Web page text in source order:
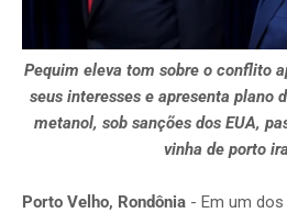
Pequim eleva tom sobre o conflito
seus interesses e apresenta plano
metanol, sob sanções dos EUA,
vinha de porto
Porto Velho, Rondônia - Em um